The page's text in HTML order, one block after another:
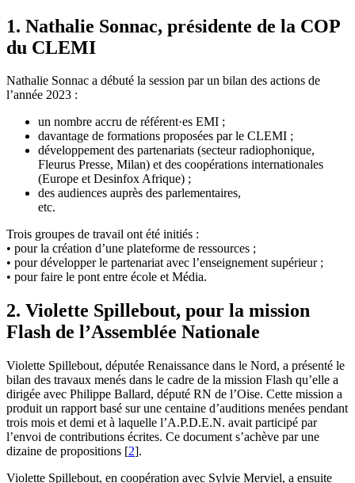
1. Nathalie Sonnac, présidente de la COP
du CLEMI
Nathalie Sonnac a débuté la session par un bilan des actions de
l’année 2023 :
un nombre accru de référent·es EMI ;
davantage de formations proposées par le CLEMI ;
développement des partenariats (secteur radiophonique,
Fleurus Presse, Milan) et des coopérations internationales
(Europe et Desinfox Afrique) ;
des audiences auprès des parlementaires,
etc.
Trois groupes de travail ont été initiés :
• pour la création d’une plateforme de ressources ;
• pour développer le partenariat avec l’enseignement supérieur ;
• pour faire le pont entre école et Média.
2. Violette Spillebout, pour la mission
Flash de l’Assemblée Nationale
Violette Spillebout, députée Renaissance dans le Nord, a présenté le
bilan des travaux menés dans le cadre de la mission Flash qu’elle a
dirigée avec Philippe Ballard, député RN de l’Oise. Cette mission a
produit un rapport basé sur une centaine d’auditions menées pendant
trois mois et demi et à laquelle l’A.P.D.E.N. avait participé par
l’envoi de contributions écrites. Ce document s’achève par une
dizaine de propositions [2].
Violette Spillebout, en coopération avec Sylvie Merviel, a ensuite